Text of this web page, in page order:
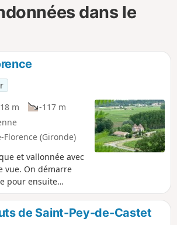
dans le
m
-117 m
Florence (Gironde)
et vallonnée avec
vue. On démarre
pour ensuite
une belle vue sur
et sur Castillon-
entre vignes, bois,
de Saint-Pey-de-Castet